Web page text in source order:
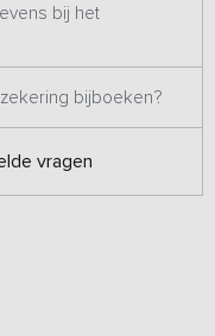
bij het
bijboeken?
vragen